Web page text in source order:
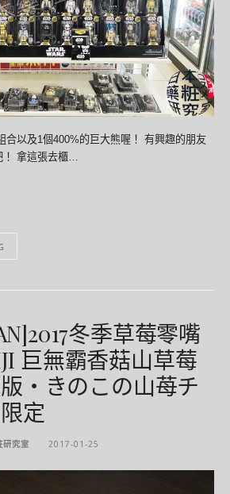
合以及1個400%的巨大熊喔！ 有興趣的朋友
！ 拿這張去櫃…
冬季草莓零嘴
巨無霸香菇山草莓
・きのこの山苺チ
定
研究室 2017-01-25